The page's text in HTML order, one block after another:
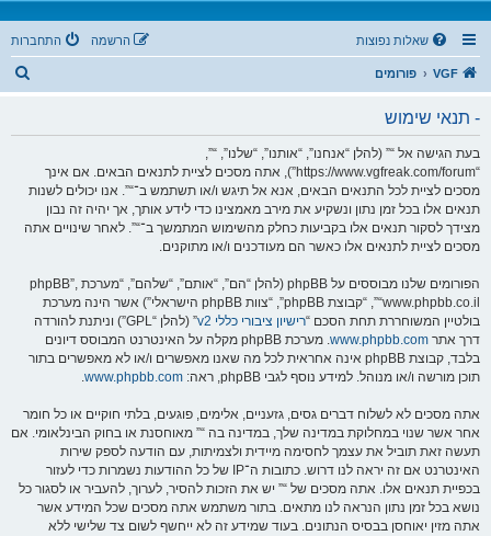
שאלות נפוצות התחברות הרשמה
VGF פורומים
- תנאי שימוש
בעת הגישה אל “” (להלן “אנחנו”, “אותנו”, “שלנו”, “”,
“https://www.vgfreak.com/forum”), אתה מסכים לציית לתנאים הבאים. אם אינך
מסכים לציית לכל התנאים הבאים, אנא אל תיגש ו/או תשתמש ב־“”. אנו יכולים לשנות
תנאים אלו בכל זמן נתון ונשקיע את מירב מאמצינו כדי לידע אותך, אך יהיה זה נבון
מצידך לסקור תנאים אלו בקביעות כחלק מהשימוש המתמשך ב־“”. לאחר שינויים אתה
מסכים לציית לתנאים אלו כאשר הם מעודכנים ו/או מתוקנים.
הפורומים שלנו מבוססים על phpBB (להלן “הם”, “אותם”, “שלהם”, “מערכת phpBB”,
“www.phpbb.co.il”, “קבוצת phpBB”, “צוות phpBB הישראלי”) אשר הינה מערכת
בולטיין המשוחררת תחת הסכם “רישיון ציבורי כללי v2
” (להלן “GPL”) וניתנת להורדה
דרך אתר www.phpbb.com
. מערכת phpBB מקלה על האינטרנט המבוסס דיונים
בלבד, קבוצת phpBB אינה אחראית לכל מה שאנו מאפשרים ו/או לא מאפשרים בתור
תוכן מורשה ו/או מנוהל. למידע נוסף לגבי phpBB, ראה:
www.phpbb.com
.
אתה מסכים לא לשלוח דברים גסים, גזעניים, אלימים, פוגעים, בלתי חוקיים או כל חומר
אחר אשר שנוי במחלוקת במדינה שלך, במדינה בה “” מאוחסנת או בחוק הבינלאומי. אם
תעשה זאת תוביל את עצמך לחסימה מיידית ולצמיתות, עם הודעה לספק שירות
האינטרנט אם זה יראה לנו דרוש. כתובות ה־IP של כל ההודעות נשמרות כדי לעזור
בכפיית תנאים אלו. אתה מסכים של “” יש את הזכות להסיר, לערוך, להעביר או לסגור כל
נושא בכל זמן נתון הנראה לנו מתאים. בתור משתמש אתה מסכים שכל המידע אשר
אתה מזין יאוחסן בבסיס הנתונים. בעוד שמידע זה לא ייחשף לשום צד שלישי ללא